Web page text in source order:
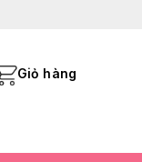
Giỏ hàng